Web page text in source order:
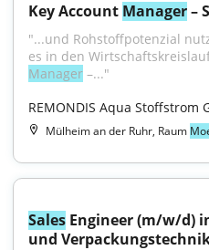
Key Account Manager –
"...und Rohstoffpotenzial
Manager –..."
REMONDIS Aqua Stoffstrom
Mülheim an der Ruhr, Raum
Sales Engineer (m/w/d)
und